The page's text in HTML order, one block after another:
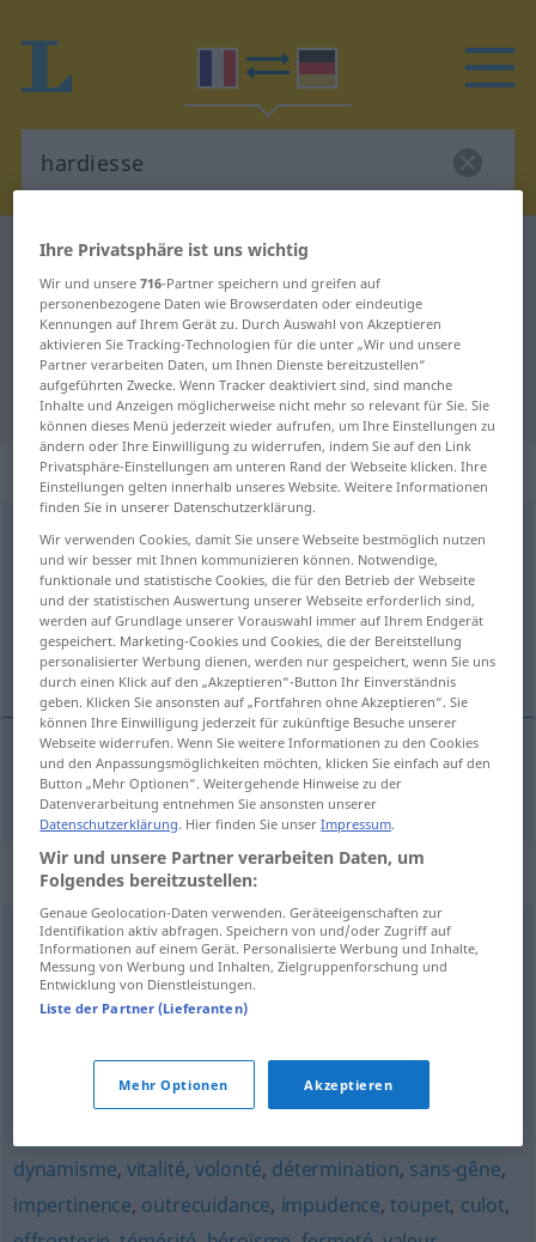
Französisch-Deutsch Wörterbuch
Französisch-Deutsch Übersetzung
für "hardiesse"
"hardiesse" Deutsch Übersetzung
„hardiesse“: féminin
hardiesse [aʀdjɛs]f
Übersicht aller Übersetzungen
(Für mehr Details die Übersetzung anklicken/antippen)
Kühnheit
Kühnheitf hardiesse
Synonyme für "hardiesse"
stoïcisme,flegme,impassibilité,sûreté,confiance,
décision,opiniâtreté,dessein
insolence,impudeur,cynisme,légèreté,irréflexion
,imprévoyance imprudence,cœur
dynamisme, vitalité, volonté, détermination, sans-gêne,
impertinence, outrecuidance, impudence,toupet, culot,
Ihre Privatsphäre ist uns wichtig
Wir und unsere716-Partner speichern und greifen auf
personenbezogene Daten wie Browserdaten oder eindeutige
Kennungen auf Ihrem Gerät zu. Durch Auswahl von Akzeptieren
aktivieren Sie Tracking-Technologien für die unter „Wir und unsere
Partner verarbeiten Daten, um Ihnen Dienste bereitzustellen“
aufgeführten Zwecke. Wenn Tracker deaktiviert sind, sind manche
Inhalte und Anzeigen möglicherweise nicht mehr so relevant für Sie. Sie
können dieses Menü jederzeit wieder aufrufen, um Ihre Einstellungen zu
ändern oder Ihre Einwilligung zu widerrufen, indem Sie auf den Link
Privatsphäre-Einstellungen am unteren Rand der Webseite klicken. Ihre
Einstellungen gelten innerhalb unseres Website. Weitere Informationen
finden Sie in unserer Datenschutzerklärung.
Wir verwenden Cookies, damit Sie unsere Webseite bestmöglich nutzen
und wir besser mit Ihnen kommunizieren können. Notwendige,
funktionale und statistische Cookies, die für den Betrieb der Webseite
und der statistischen Auswertung unserer Webseite erforderlich sind,
werden auf Grundlage unserer Vorauswahl immer auf Ihrem Endgerät
gespeichert. Marketing-Cookies und Cookies, die der Bereitstellung
personalisierter Werbung dienen, werden nur gespeichert, wenn Sie uns
durch einen Klick auf den „Akzeptieren“-Button Ihr Einverständnis
geben. Klicken Sie ansonsten auf „Fortfahren ohne Akzeptieren“. Sie
können Ihre Einwilligung jederzeit für zukünftige Besuche unserer
Webseite widerrufen. Wenn Sie weitere Informationen zu den Cookies
und den Anpassungsmöglichkeiten möchten, klicken Sie einfach auf den
Button „Mehr Optionen“. Weitergehende Hinweise zu der
Datenverarbeitung entnehmen Sie ansonsten unserer
Datenschutzerklärung. Hier finden Sie unserImpressum.
Wir und unsere Partner verarbeiten Daten, um
Folgendes bereitzustellen:
Genaue Geolocation-Daten verwenden. Geräteeigenschaften zur
Identifikation aktiv abfragen. Speichern von und/oder Zugriff auf
Informationen auf einem Gerät. Personalisierte Werbung und Inhalte,
Messung von Werbung und Inhalten, Zielgruppenforschung und
Entwicklung von Dienstleistungen.
Liste der Partner (Lieferanten)
Mehr Optionen Akzeptieren